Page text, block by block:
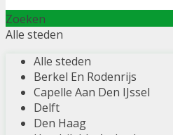
Zoeken
Alle steden
Alle steden
Berkel En Rodenrijs
Capelle Aan Den IJssel
Delft
Den Haag